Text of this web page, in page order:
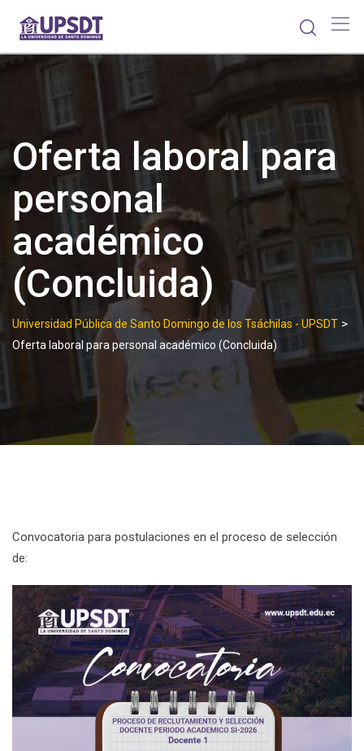
content
Oferta laboral para
personal
académico
(Concluida)
Universidad Pública de Santo Domingo de los Tsáchilas - UPSDT >
Oferta laboral para personal académico (Concluida)
Convocatoria para postulaciones en el proceso de selección
de: